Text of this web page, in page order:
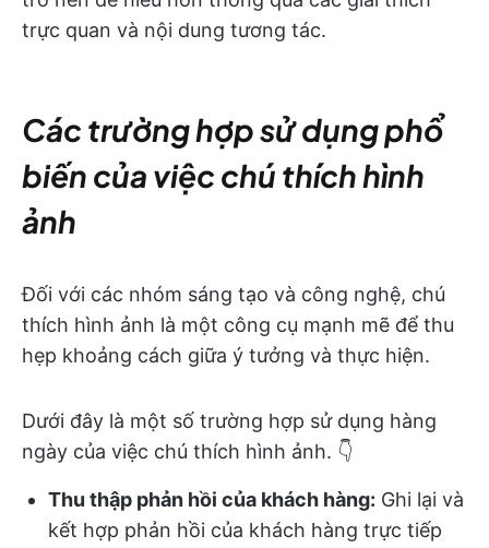
trực quan và nội dung tương tác.
Các trường hợp sử dụng phổ
biến của việc chú thích hình
ảnh
Đối với các nhóm sáng tạo và công nghệ, chú
thích hình ảnh là một công cụ mạnh mẽ để thu
hẹp khoảng cách giữa ý tưởng và thực hiện.
Dưới đây là một số trường hợp sử dụng hàng
ngày của việc chú thích hình ảnh. 👇
Thu thập phản hồi của khách hàng: Ghi lại và
kết hợp phản hồi của khách hàng trực tiếp